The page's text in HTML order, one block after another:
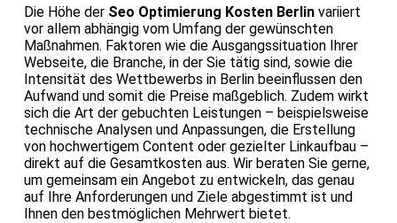
Die Höhe der Seo Optimierung Kosten Berlin variiert
vor allem abhängig vom Umfang der gewünschten
Maßnahmen. Faktoren wie die Ausgangssituation Ihrer
Webseite, die Branche, in der Sie tätig sind, sowie die
Intensität des Wettbewerbs in Berlin beeinflussen den
Aufwand und somit die Preise maßgeblich. Zudem wirkt
sich die Art der gebuchten Leistungen – beispielsweise
technische Analysen und Anpassungen, die Erstellung
von hochwertigem Content oder gezielter Linkaufbau –
direkt auf die Gesamtkosten aus. Wir beraten Sie gerne,
um gemeinsam ein Angebot zu entwickeln, das genau
auf Ihre Anforderungen und Ziele abgestimmt ist und
Ihnen den bestmöglichen Mehrwert bietet.